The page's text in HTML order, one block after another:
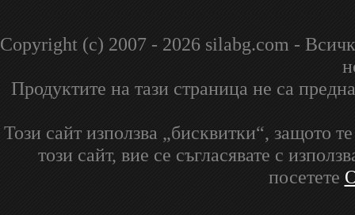
Copyright (c) 2007 - 2026 silabg.com -
Продуктите на тази страница не са
Този сайт използва „бисквитки“, защото
този сайт, вие се съгласявате с
посетете